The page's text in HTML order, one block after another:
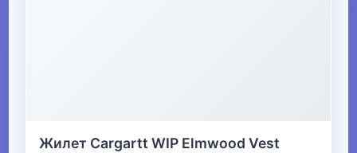
Жилет Cargartt WIP Elmwood Vest